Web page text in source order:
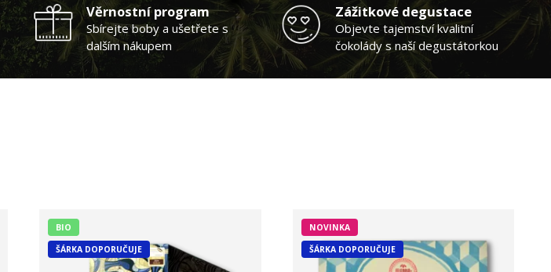
Věrnostní program
Sbírejte boby a ušetřete s
dalším nákupem
Zážitkové degustace
Objevte tajemství kvalitní
čokolády s naší degustátorkou
BIO
ŠÁRKA DOPORUČUJE
NOVINKA
ŠÁRKA DOPORUČUJE